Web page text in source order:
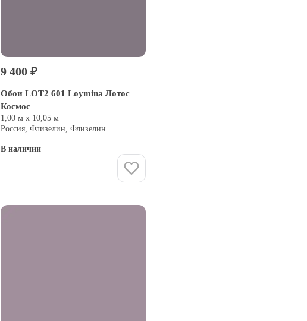
9 400 ₽
Обои LOT2 601 Loymina Лотос
Космос
1,00 м х 10,05 м
Россия, Флизелин, Флизелин
В наличии